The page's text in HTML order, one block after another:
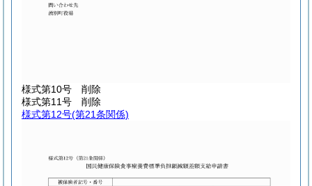
様式第10号 削除
様式第11号 削除
様式第12号(第21条関係)